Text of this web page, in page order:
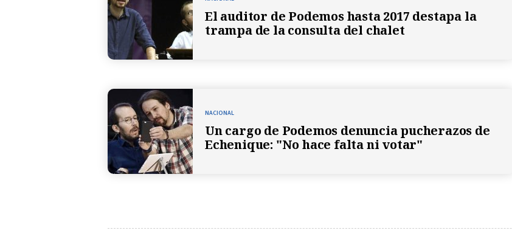
El auditor de Podemos hasta 2017 destapa la
trampa de la consulta del chalet
NACIONAL
Un cargo de Podemos denuncia pucherazos de
Echenique: "No hace falta ni votar"